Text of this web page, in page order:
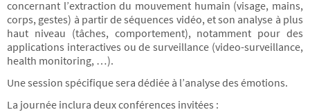
concernant l’extraction du mouvement humain (visage, mains,
corps, gestes) à partir de séquences vidéo, et son analyse à plus
haut niveau (tâches, comportement), notamment pour des
applications interactives ou de surveillance (video-surveillance,
health monitoring, …).
Une session spécifique sera dédiée à l’analyse des émotions.
La journée inclura deux conférences invitées :